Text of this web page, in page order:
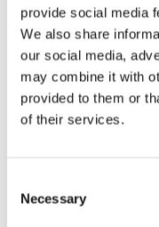
provide social media
We also share
our social media,
may combine it with
provided to them or
of their services.
Selection
Necessary